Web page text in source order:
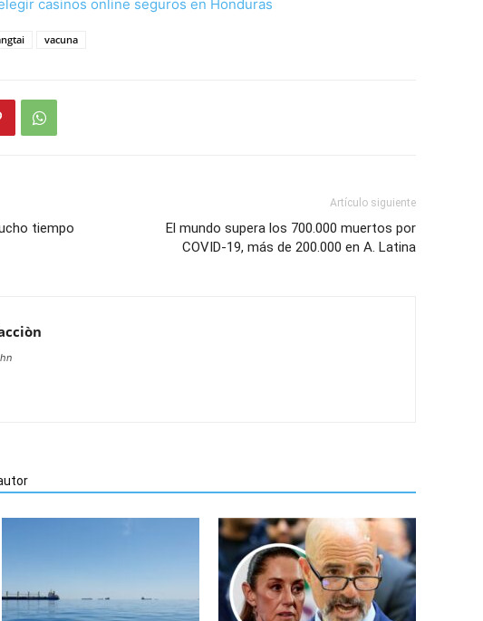
casinos online seguros en Honduras
vacuna
tiempo
Artículo siguiente
El mundo supera los 700.000 muertos por
COVID-19, más de 200.000 en A. Latina